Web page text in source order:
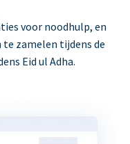
voor noodhulp, en
zamelen tijdens de
Eid ul Adha.